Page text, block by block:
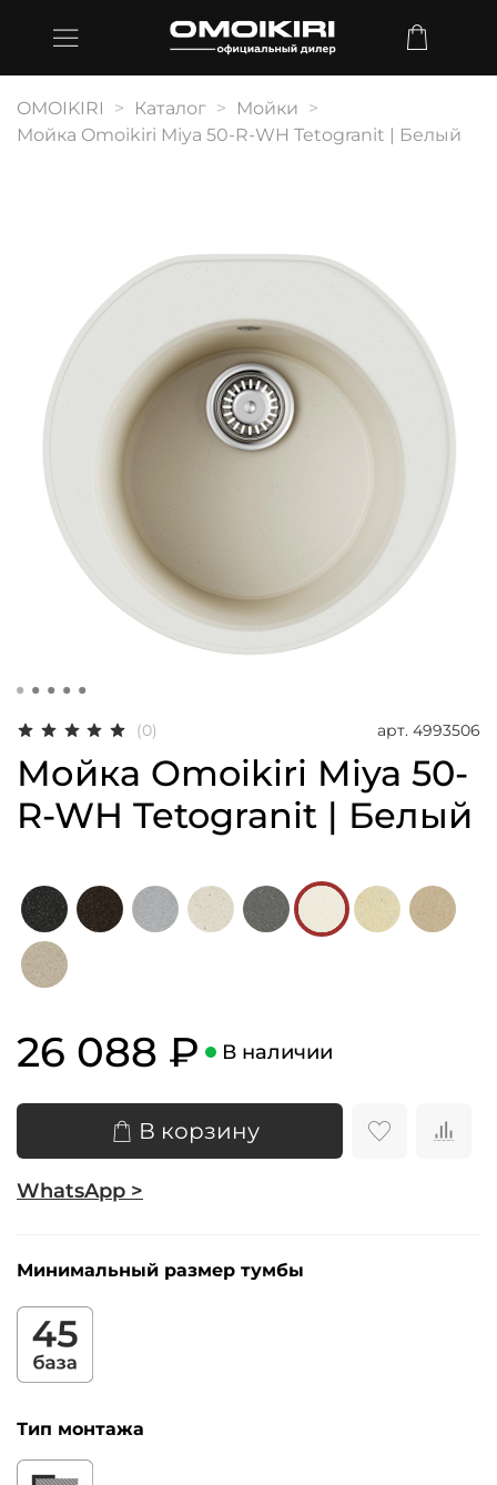
OMOIKIRI Каталог
Мойки
Мойка Omoikiri Miya 50-R-WH Tetogranit | Белый
(0) арт. 4993506
Мойка Omoikiri Miya 50-
R-WH Tetogranit | Белый
26 088 ₽ В наличии
В корзину
WhatsApp >
Минимальный размер тумбы
Тип монтажа